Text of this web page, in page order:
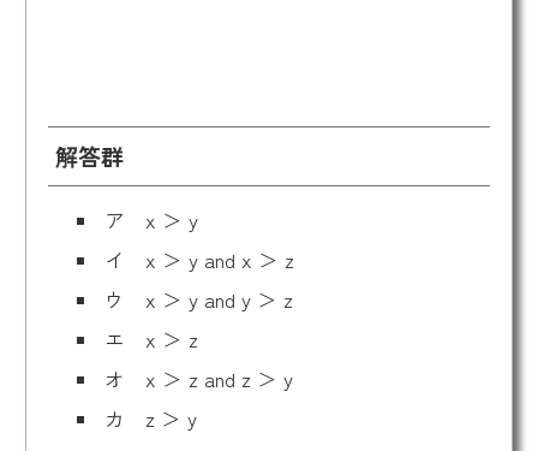
解答群
ア x ＞ y
イ x ＞ y and x ＞ z
ウ x ＞ y and y ＞ z
エ x ＞ z
オ x ＞ z and z ＞ y
カ z ＞ y